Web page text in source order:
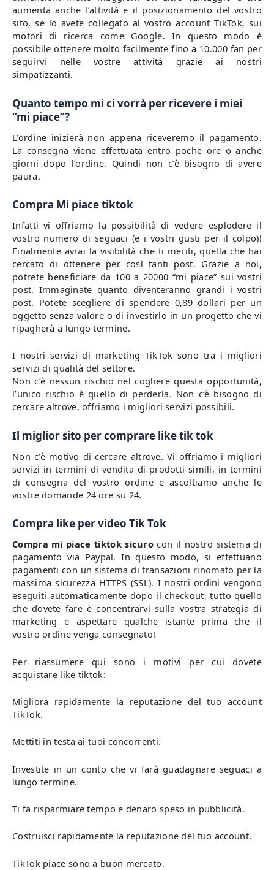
aumenta anche l’attività e il posizionamento del vostro
sito, se lo avete collegato al vostro account TikTok, sui
motori di ricerca come Google. In questo modo è
possibile ottenere molto facilmente fino a 10.000 fan per
seguirvi nelle vostre attività grazie ai nostri
simpatizzanti.
Quanto tempo mi ci vorrà per ricevere i miei
“mi piace”?
L’ordine inizierà non appena riceveremo il pagamento.
La consegna viene effettuata entro poche ore o anche
giorni dopo l’ordine. Quindi non c’è bisogno di avere
paura.
Compra Mi piace tiktok
Infatti vi offriamo la possibilità di vedere esplodere il
vostro numero di seguaci (e i vostri gusti per il colpo)!
Finalmente avrai la visibilità che ti meriti, quella che hai
cercato di ottenere per così tanti post. Grazie a noi,
potrete beneficiare da 100 a 20000 “mi piace” sui vostri
post. Immaginate quanto diventeranno grandi i vostri
post. Potete scegliere di spendere 0,89 dollari per un
oggetto senza valore o di investirlo in un progetto che vi
ripagherà a lungo termine.
I nostri servizi di marketing TikTok sono tra i migliori
servizi di qualità del settore.
Non c’è nessun rischio nel cogliere questa opportunità,
l’unico rischio è quello di perderla. Non c’è bisogno di
cercare altrove, offriamo i migliori servizi possibili.
Il miglior sito per comprare like tik tok
Non c’è motivo di cercare altrove. Vi offriamo i migliori
servizi in termini di vendita di prodotti simili, in termini
di consegna del vostro ordine e ascoltiamo anche le
vostre domande 24 ore su 24.
Compra like per video Tik Tok
Compra mi piace tiktok sicuro con il nostro sistema di
pagamento via Paypal. In questo modo, si effettuano
pagamenti con un sistema di transazioni rinomato per la
massima sicurezza HTTPS (SSL). I nostri ordini vengono
eseguiti automaticamente dopo il checkout, tutto quello
che dovete fare è concentrarvi sulla vostra strategia di
marketing e aspettare qualche istante prima che il
vostro ordine venga consegnato!
Per riassumere qui sono i motivi per cui dovete
acquistare like tiktok:
Migliora rapidamente la reputazione del tuo account
TikTok.
Mettiti in testa ai tuoi concorrenti.
Investite in un conto che vi farà guadagnare seguaci a
lungo termine.
Ti fa risparmiare tempo e denaro speso in pubblicità.
Costruisci rapidamente la reputazione del tuo account.
TikTok piace sono a buon mercato.